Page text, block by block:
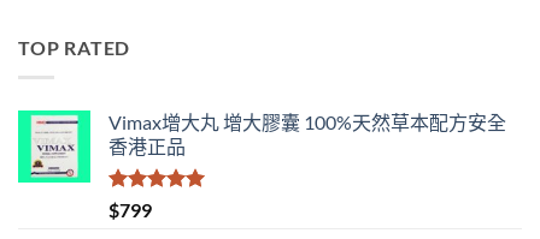
TOP RATED
Vimax增大丸 增大膠囊 100%天然草本配方安全
香港正品
評分
滿分 5
$799